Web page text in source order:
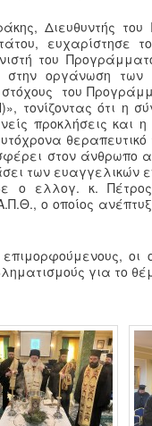
Διευθυντής
ευχαρίστησε
του
στην οργάνωση
του
ότι η
προκλήσεις και η
στον άνθρωπο
των ευαγγελικών
ο ελλογ. κ. Πέτρος
ο οποίος
οι
για το